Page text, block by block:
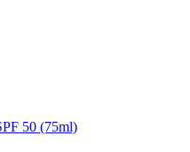
50 (75ml)